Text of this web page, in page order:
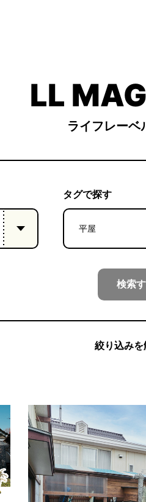
LL
ライフレーベ
タグで探す
平屋
検索
絞り込みを